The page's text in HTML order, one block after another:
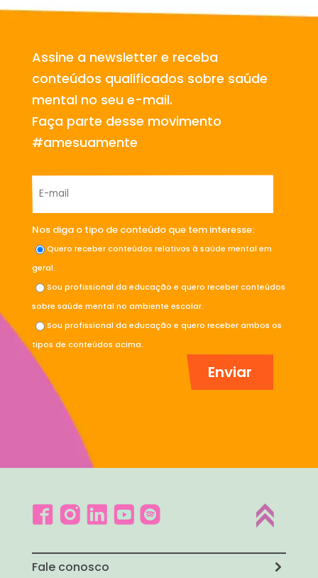
Assine a newsletter e receba
conteúdos qualificados sobre saúde
mental no seu e-mail.
Faça parte desse movimento
#amesuamente
Nos diga o tipo de conteúdo que tem interesse:
Quero receber conteúdos relativos à saúde mental em
geral.
Sou profissional da educação e quero receber conteúdos
sobre saúde mental no ambiente escolar.
Sou profissional da educação e quero receber ambos os
tipos de conteúdos acima.
Fale conosco